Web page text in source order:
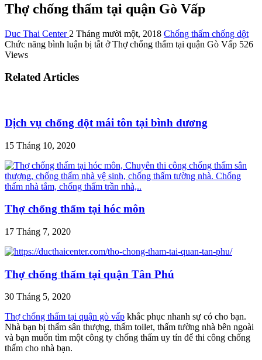
Thợ chống thấm tại quận Gò Vấp
Duc Thai Center 2 Tháng mười một, 2018 Chống thấm chống dột
Chức năng bình luận bị tắt ở Thợ chống thấm tại quận Gò Vấp 526
Views
Related Articles
Dịch vụ chống dột mái tôn tại bình dương
15 Tháng 10, 2020
Thợ chống thấm tại hóc môn
17 Tháng 7, 2020
Thợ chống thấm tại quận Tân Phú
30 Tháng 5, 2020
Thợ chống thấm tại quận gò vấp khắc phục nhanh sự có cho bạn.
Nhà bạn bị thấm sân thượng, thấm toilet, thấm tường nhà bên ngoài
và bạn muốn tìm một công ty chống thấm uy tín để thi công chống
thấm cho nhà bạn.